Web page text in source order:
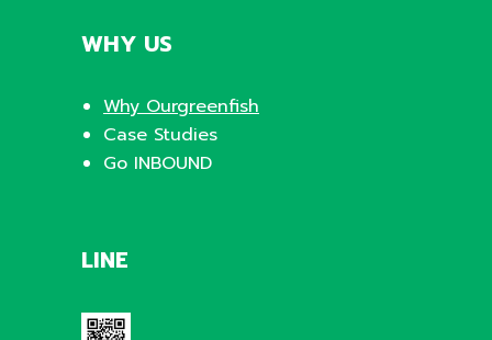
WHY US
Why Ourgreenfish
Case Studies
Go INBOUND
LINE